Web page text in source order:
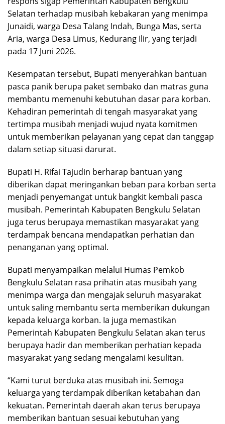
Selatan terhadap musibah kebakaran yang menimpa
Junaidi, warga Desa Talang Indah, Bunga Mas, serta
Aria, warga Desa Limus, Kedurang Ilir, yang terjadi
pada 17 Juni 2026.
Kesempatan tersebut, Bupati menyerahkan bantuan
pasca panik berupa paket sembako dan matras guna
membantu memenuhi kebutuhan dasar para korban.
Kehadiran pemerintah di tengah masyarakat yang
tertimpa musibah menjadi wujud nyata komitmen
untuk memberikan pelayanan yang cepat dan tanggap
dalam setiap situasi darurat.
Bupati H. Rifai Tajudin berharap bantuan yang
diberikan dapat meringankan beban para korban serta
menjadi penyemangat untuk bangkit kembali pasca
musibah. Pemerintah Kabupaten Bengkulu Selatan
juga terus berupaya memastikan masyarakat yang
terdampak bencana mendapatkan perhatian dan
penanganan yang optimal.
Bupati menyampaikan melalui Humas Pemkob
Bengkulu Selatan rasa prihatin atas musibah yang
menimpa warga dan mengajak seluruh masyarakat
untuk saling membantu serta memberikan dukungan
kepada keluarga korban. Ia juga memastikan
Pemerintah Kabupaten Bengkulu Selatan akan terus
berupaya hadir dan memberikan perhatian kepada
masyarakat yang sedang mengalami kesulitan.
“Kami turut berduka atas musibah ini. Semoga
keluarga yang terdampak diberikan ketabahan dan
kekuatan. Pemerintah daerah akan terus berupaya
memberikan bantuan sesuai kebutuhan yang